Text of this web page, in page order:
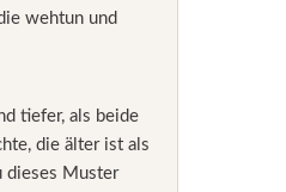
wehtun und
tiefer, als beide
die älter ist als
dieses Muster